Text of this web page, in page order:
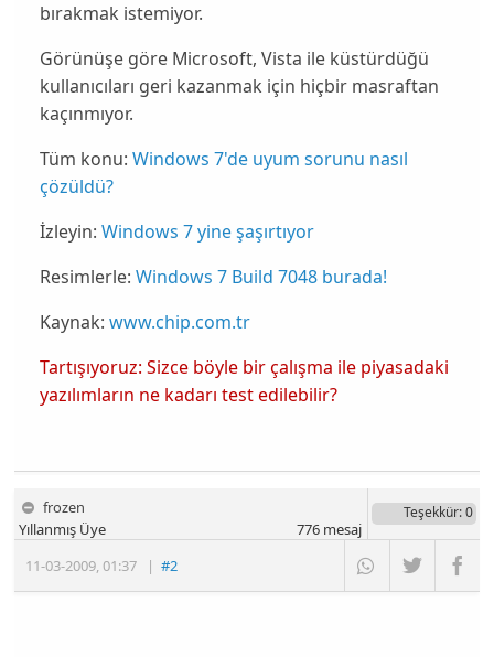
bırakmak istemiyor.
Görünüşe göre Microsoft, Vista ile küstürdüğü
kullanıcıları geri kazanmak için hiçbir masraftan
kaçınmıyor.
Tüm konu: Windows 7'de uyum sorunu nasıl
çözüldü?
İzleyin: Windows 7 yine şaşırtıyor
Resimlerle: Windows 7 Build 7048 burada!
Kaynak: www.chip.com.tr
Tartışıyoruz: Sizce böyle bir çalışma ile piyasadaki
yazılımların ne kadarı test edilebilir?
frozen
11-03-2009,01:37 |#2
Yıllanmış Üye
Teşekkür: 0
776mesaj